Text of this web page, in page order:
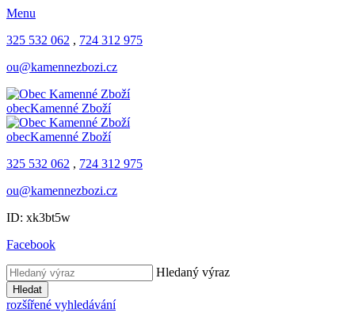
Menu
325 532 062 , 724 312 975
ou@kamennezbozi.cz
obecKamenné Zboží
obecKamenné Zboží
325 532 062 , 724 312 975
ou@kamennezbozi.cz
ID: xk3bt5w
Facebook
Hledaný výraz
Hledat
rozšířené vyhledávání